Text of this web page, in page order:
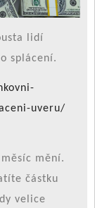
lidí
splácení.
uveru/
mění.
částku
velice